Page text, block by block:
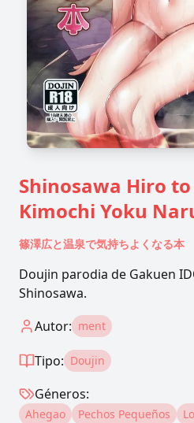
Shinosawa Hiro
Kimochi Yoku
篠澤広と温泉で気持ちよくなる本
Doujin parodia de Gakuen
Shinosawa.
Autor: ment
Tipo: Doujin
Géneros:
Ahegao Pechos Pequeños